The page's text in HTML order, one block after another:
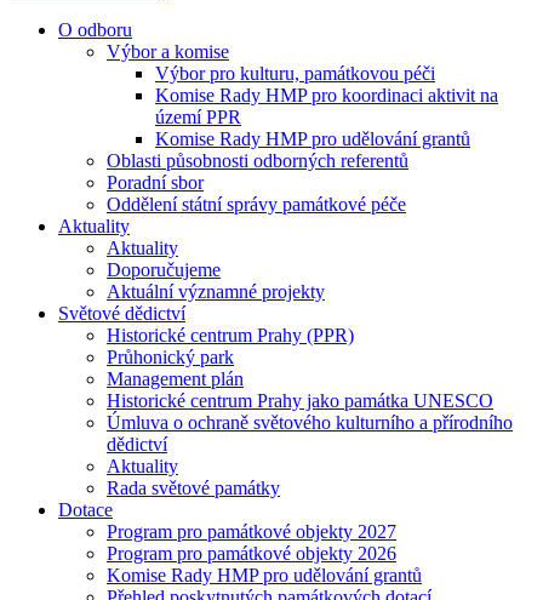
O odboru
Výbor a komise
Výbor pro kulturu, památkovou péči
Komise Rady HMP pro koordinaci aktivit na
území PPR
Komise Rady HMP pro udělování grantů
Oblasti působnosti odborných referentů
Poradní sbor
Oddělení státní správy památkové péče
Aktuality
Aktuality
Doporučujeme
Aktuální významné projekty
Světové dědictví
Historické centrum Prahy (PPR)
Průhonický park
Management plán
Historické centrum Prahy jako památka UNESCO
Úmluva o ochraně světového kulturního a přírodního
dědictví
Aktuality
Rada světové památky
Dotace
Program pro památkové objekty 2027
Program pro památkové objekty 2026
Komise Rady HMP pro udělování grantů